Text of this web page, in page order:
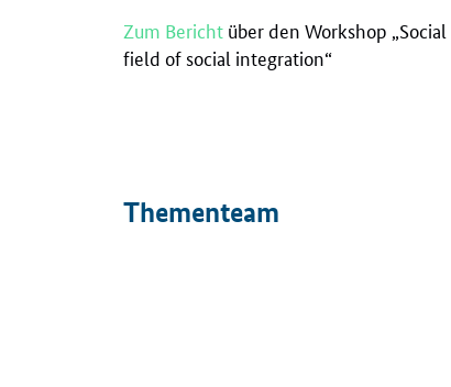
Zum Berichtüber den Workshop
field of social integration“
Thementeam